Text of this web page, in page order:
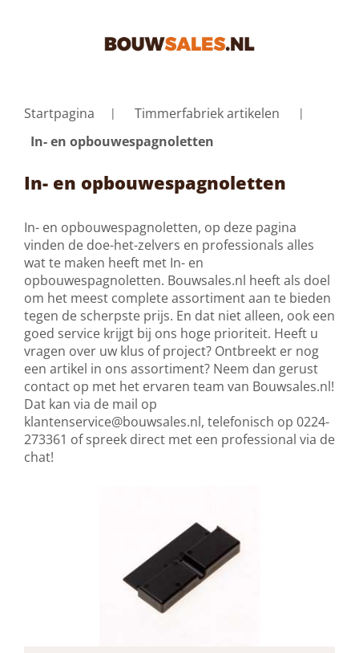
Startpagina
Timmerfabriek artikelen
In- en opbouwespagnoletten
In- en opbouwespagnoletten
In- en opbouwespagnoletten, op deze pagina
vinden de doe-het-zelvers en professionals alles
wat te maken heeft met In- en
opbouwespagnoletten. Bouwsales.nl heeft als doel
om het meest complete assortiment aan te bieden
tegen de scherpste prijs. En dat niet alleen, ook een
goed service krijgt bij ons hoge prioriteit. Heeft u
vragen over uw klus of project? Ontbreekt er nog
een artikel in ons assortiment? Neem dan gerust
contact op met het ervaren team van Bouwsales.nl!
Dat kan via de mail op
klantenservice@bouwsales.nl, telefonisch op 0224-
273361 of spreek direct met een professional via de
chat!